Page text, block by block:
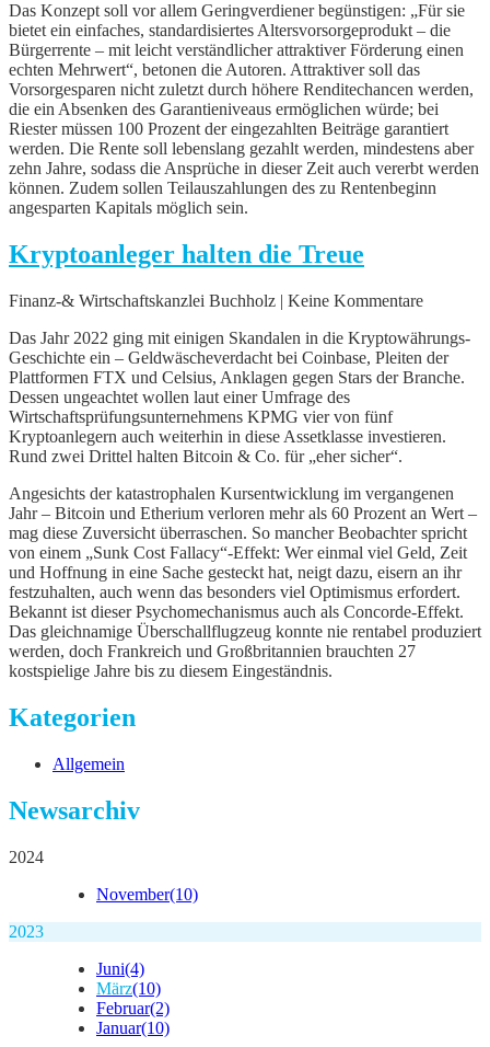
Das Konzept soll vor allem Geringverdiener begünstigen: „Für sie
bietet ein einfaches, standardisiertes Altersvorsorgeprodukt – die
Bürgerrente – mit leicht verständlicher attraktiver Förderung einen
echten Mehrwert“, betonen die Autoren. Attraktiver soll das
Vorsorgesparen nicht zuletzt durch höhere Renditechancen werden,
die ein Absenken des Garantieniveaus ermöglichen würde; bei
Riester müssen 100 Prozent der eingezahlten Beiträge garantiert
werden. Die Rente soll lebenslang gezahlt werden, mindestens aber
zehn Jahre, sodass die Ansprüche in dieser Zeit auch vererbt werden
können. Zudem sollen Teilauszahlungen des zu Rentenbeginn
angesparten Kapitals möglich sein.
Kryptoanleger halten die Treue
Finanz-& Wirtschaftskanzlei Buchholz | Keine Kommentare
Das Jahr 2022 ging mit einigen Skandalen in die Kryptowährungs-
Geschichte ein – Geldwäscheverdacht bei Coinbase, Pleiten der
Plattformen FTX und Celsius, Anklagen gegen Stars der Branche.
Dessen ungeachtet wollen laut einer Umfrage des
Wirtschaftsprüfungsunternehmens KPMG vier von fünf
Kryptoanlegern auch weiterhin in diese Assetklasse investieren.
Rund zwei Drittel halten Bitcoin & Co. für „eher sicher“.
Angesichts der katastrophalen Kursentwicklung im vergangenen
Jahr – Bitcoin und Etherium verloren mehr als 60 Prozent an Wert –
mag diese Zuversicht überraschen. So mancher Beobachter spricht
von einem „Sunk Cost Fallacy“-Effekt: Wer einmal viel Geld, Zeit
und Hoffnung in eine Sache gesteckt hat, neigt dazu, eisern an ihr
festzuhalten, auch wenn das besonders viel Optimismus erfordert.
Bekannt ist dieser Psychomechanismus auch als Concorde-Effekt.
Das gleichnamige Überschallflugzeug konnte nie rentabel produziert
werden, doch Frankreich und Großbritannien brauchten 27
kostspielige Jahre bis zu diesem Eingeständnis.
Kategorien
Allgemein
Newsarchiv
2024
November(10)
2023
Juni(4)
März(10)
Februar(2)
Januar(10)